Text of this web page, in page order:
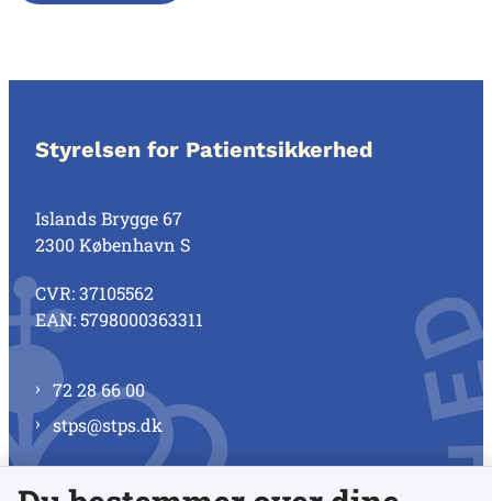
Styrelsen for Patientsikkerhed
Islands Brygge 67
2300 København S
CVR: 37105562
EAN: 5798000363311
72 28 66 00
stps@stps.dk